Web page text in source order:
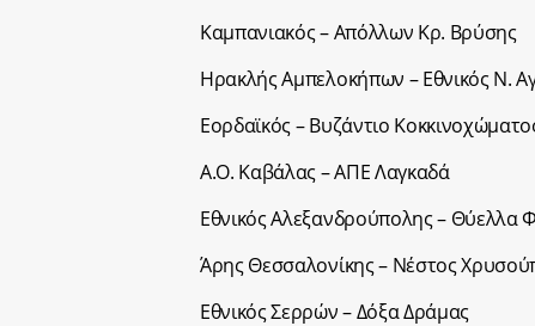
Καμπανιακός – Απόλλων Κρ. Βρύσης
Ηρακλής Αμπελοκήπων – Εθνικός Ν.
Εορδαϊκός – Βυζάντιο
Α.Ο. Καβάλας – ΑΠΕ Λαγκαδά
Εθνικός Αλεξανδρούπολης – Θύελλα
Άρης Θεσσαλονίκης – Νέστος
Εθνικός Σερρών – Δόξα Δράμας